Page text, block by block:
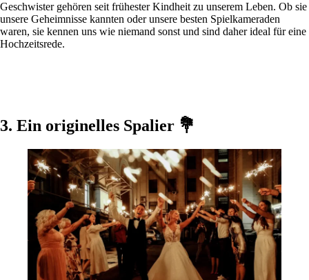
Geschwister gehören seit frühester Kindheit zu unserem Leben. Ob sie
unsere Geheimnisse kannten oder unsere besten Spielkameraden
waren, sie kennen uns wie niemand sonst und sind daher ideal für eine
Hochzeitsrede.
3. Ein originelles Spalier 💐